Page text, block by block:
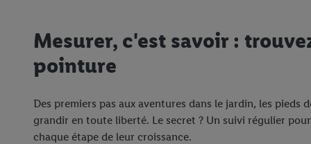
Mesurer, c'est savoir :
pointure
Des premiers pas aux aventures dans le jardin, les pieds
grandir en toute liberté. Le secret ? Un suivi régulier
chaque étape de leur croissance.